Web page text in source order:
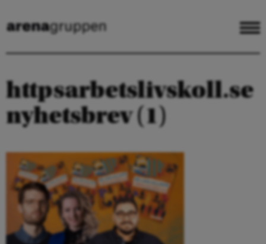
httpsarbetslivskoll.se
nyhetsbrev (1)